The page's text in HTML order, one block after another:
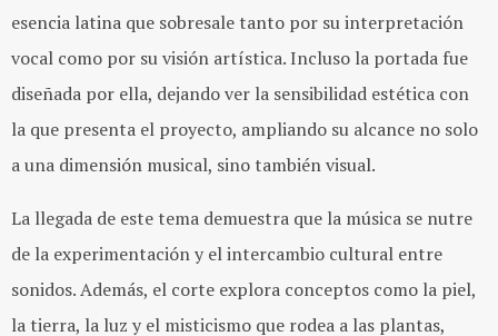
esencia latina que sobresale tanto por su interpretación
vocal como por su visión artística. Incluso la portada fue
diseñada por ella, dejando ver la sensibilidad estética con
la que presenta el proyecto, ampliando su alcance no solo
a una dimensión musical, sino también visual.
La llegada de este tema demuestra que la música se nutre
de la experimentación y el intercambio cultural entre
sonidos. Además, el corte explora conceptos como la piel,
la tierra, la luz y el misticismo que rodea a las plantas,